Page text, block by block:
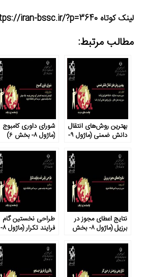
لینک کوتاه https://iran-bssc.ir/?p=3640
مطالب مرتبط:
بهترین روش‌های انتقال
دانش ضمنی (ماژول ۹-
شورای داوری کامبوج
(ماژول ۸- بخش ۶)
نتایج اعطای مجوز در
برزیل (ماژول ۸- بخش
طراحی نخستین گام
فرایند تکرار (ماژول ۸-